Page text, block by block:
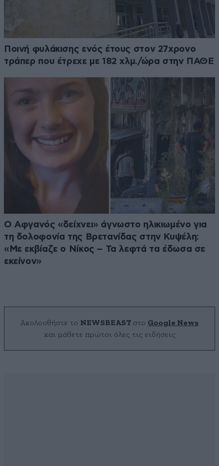
Ποινή φυλάκισης ενός έτους στον 27χρονο
τράπερ που έτρεχε με 182 χλμ./ώρα στην ΠΑΘΕ
Ο Αφγανός «δείχνει» άγνωστο ηλικιωμένο για
τη δολοφονία της Βρετανίδας στην Κυψέλη:
«Με εκβίαζε ο Νίκος – Τα λεφτά τα έδωσα σε
εκείνον»
Ακολουθήστε το NEWSBEAST στο Google News
και μάθετε πρώτοι όλες τις ειδήσεις